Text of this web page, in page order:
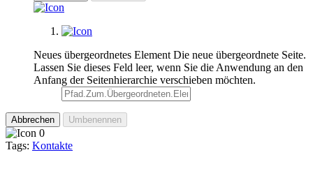
Neues übergeordnetes Element Die neue übergeordnete Seite.
Lassen Sie dieses Feld leer, wenn Sie die Anwendung an den
Anfang der Seitenhierarchie verschieben möchten.
Abbrechen Umbenennen
0
Tags: Kontakte